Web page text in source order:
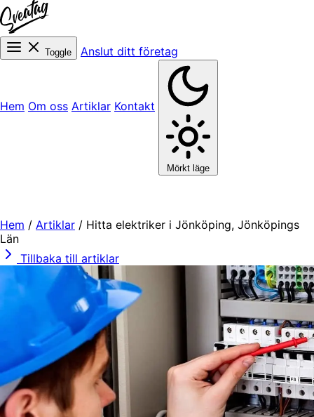
Toggle Anslut ditt företag
Hem Om oss Artiklar Kontakt
Mörkt läge
Hem / Artiklar / Hitta elektriker i Jönköping, Jönköpings
Län
Tillbaka till artiklar